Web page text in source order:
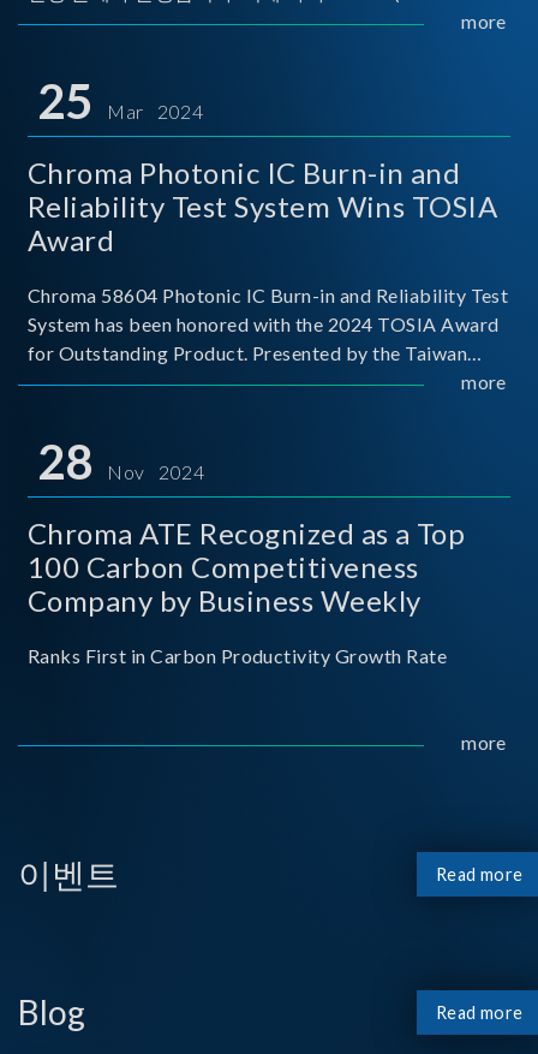
Implementers Forum)는 USB Power Delivery(PD) 전력
서는 USB PD를 지원하는 다양한 제품들이 출시되고 있
습니다. 스마트폰, 디지털 카메라, 모바일 기기, 외장 스토
리지, 노트북, 디스플레이 등에서 하나의
more
25 Mar 2024
Chroma Photonic IC Burn-in and
Reliability Test System Wins TOSIA
Award
Chroma 58604 Photonic IC Burn-in and Reliability Test
System has been honored with the 2024 TOSIA Award
for Outstanding Product. Presented by the Taiwan
Optoelectronic and Semiconductor Industry
for thei
more
28 Nov 2024
Chroma ATE Recognized as a Top
100 Carbon Competitiveness
Company by Business Weekly
Ranks First in Carbon Productivity Growth Rate
more
이벤트 Read more
Blog Read more